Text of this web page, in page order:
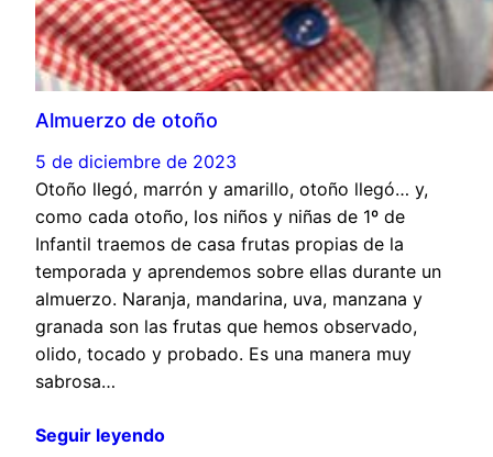
Almuerzo de otoño
5 de diciembre de 2023
Otoño llegó, marrón y amarillo, otoño llegó… y,
como cada otoño, los niños y niñas de 1º de
Infantil traemos de casa frutas propias de la
temporada y aprendemos sobre ellas durante un
almuerzo. Naranja, mandarina, uva, manzana y
granada son las frutas que hemos observado,
olido, tocado y probado. Es una manera muy
sabrosa…
Seguir leyendo